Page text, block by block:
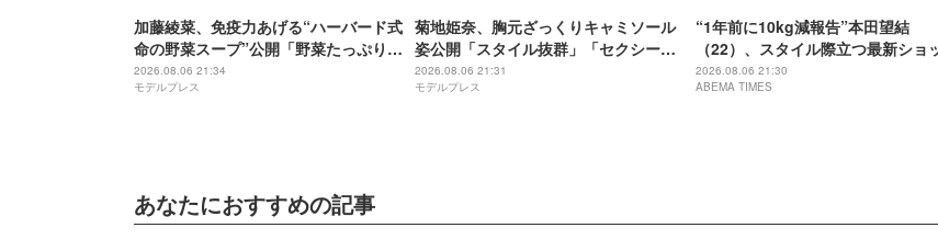
加藤綾菜、免疫力あげる“ハーバード式
命の野菜スープ”公開「野菜たっぷりで
美味しそう」「栄養満点ですね」と反
響
2026.08.06 21:34
モデルプレス
菊地姫奈、胸元ざっくりキャミソール
姿公開「スタイル抜群」「セクシーす
ぎる」と話題
2026.08.06 21:31
モデルプレス
“1年前に10kg減報告”本田望結
（22）、スタイル際立つ最新ショ
に反響「痩せた？」「ミトちゃんに
てきた」
2026.08.06 21:30
ABEMA TIMES
あなたにおすすめの記事